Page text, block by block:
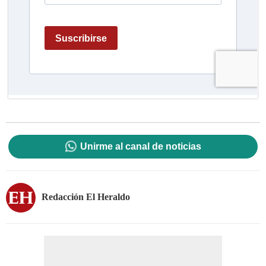
Unirme al canal de noticias
Redacción El Heraldo